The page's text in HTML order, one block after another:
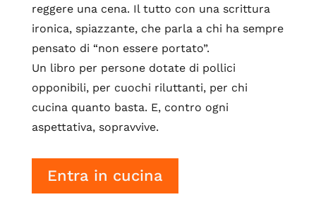
reggere una cena. Il tutto con una scrittura
ironica, spiazzante, che parla a chi ha sempre
pensato di “non essere portato”.
Un libro per persone dotate di pollici
opponibili, per cuochi riluttanti, per chi
cucina quanto basta. E, contro ogni
aspettativa, sopravvive.
Entra in cucina